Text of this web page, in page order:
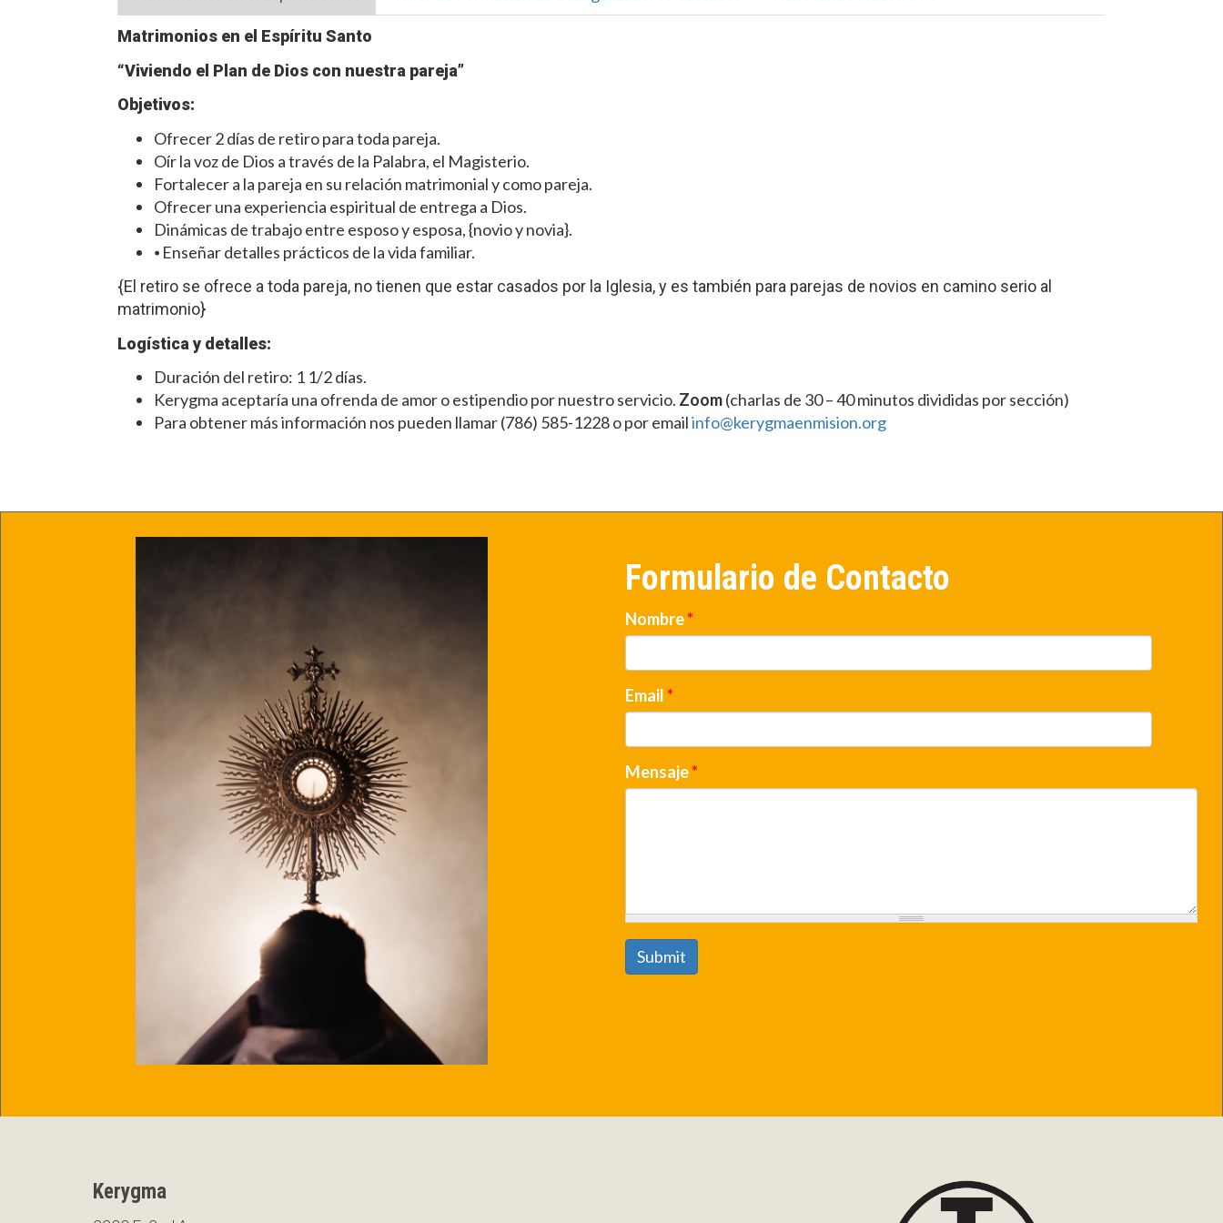
Matrimonios en el Espíritu Santo
“Viviendo el Plan de Dios con nuestra pareja”
Objetivos:
Ofrecer 2 días de retiro para toda pareja.
Oír la voz de Dios a través de la Palabra, el Magisterio.
Fortalecer a la pareja en su relación matrimonial y como pareja.
Ofrecer una experiencia espiritual de entrega a Dios.
Dinámicas de trabajo entre esposo y esposa, {novio y novia}.
⦁ Enseñar detalles prácticos de la vida familiar.
{El retiro se ofrece a toda pareja, no tienen que estar casados por la Iglesia, y es también para parejas de novios en camino serio al
matrimonio}
Logística y detalles:
Duración del retiro: 1 1/2 días.
Kerygma aceptaría una ofrenda de amor o estipendio por nuestro servicio. Zoom(charlas de 30 – 40 minutos divididas por sección)
Para obtener más información nos pueden llamar (786) 585-1228 o por emailinfo@kerygmaenmision.org
Formulario de Contacto
Nombre*
Email*
Mensaje*
Submit
Kerygma